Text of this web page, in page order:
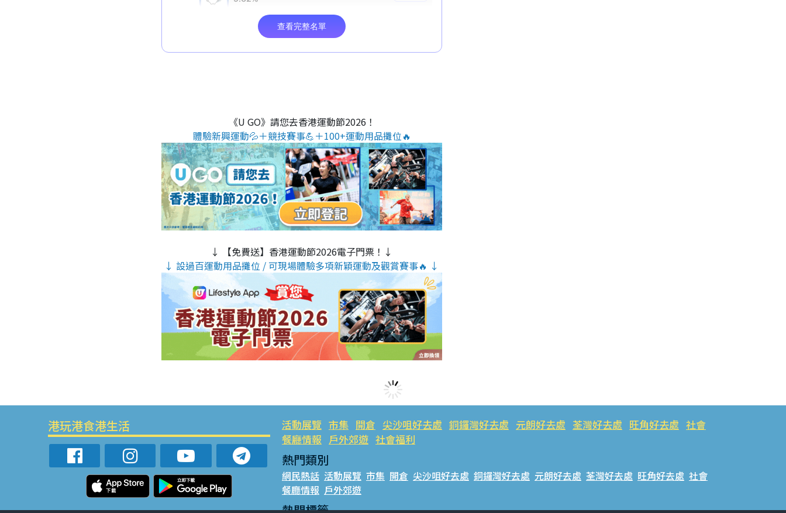
《U GO》請您去香港運動節2026！
體驗新興運動💦＋競技賽事💪＋100+運動用品攤位🔥
↓ 【免費送】香港運動節2026電子門票！↓
↓ 設過百運動用品攤位 / 可現場體驗多項新穎運動及觀賞賽事🔥 ↓
港玩港食港生活 活動展覽 市集 開倉 尖沙咀好去處 銅鑼灣好去處 元朗好去處 荃灣好去處 旺角好去處 社會
餐廳情報 戶外郊遊 社會福利
熱門類別
網民熱話 活動展覽 市集 開倉 尖沙咀好去處 銅鑼灣好去處 元朗好去處 荃灣好去處 旺角好去處 社會
餐廳情報 戶外郊遊